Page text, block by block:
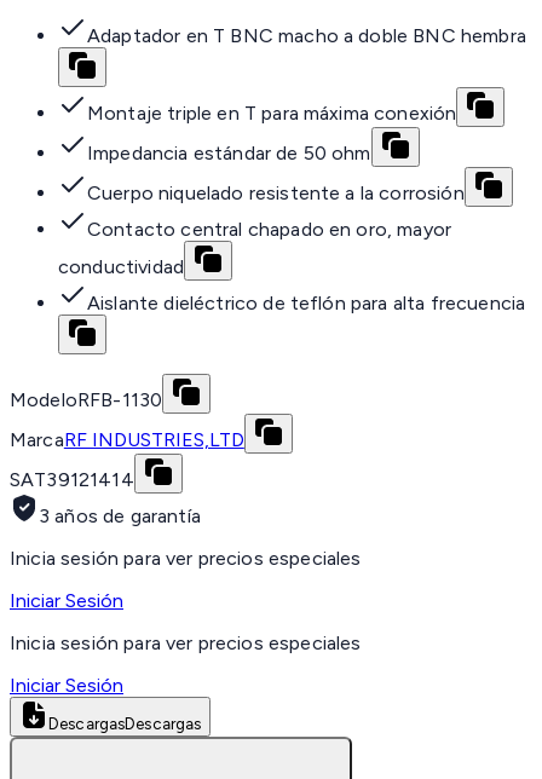
Adaptador en T BNC macho a doble BNC hembra
Montaje triple en T para máxima conexión
Impedancia estándar de 50 ohm
Cuerpo niquelado resistente a la corrosión
Contacto central chapado en oro, mayor
conductividad
Aislante dieléctrico de teflón para alta frecuencia
ModeloRFB-1130
MarcaRF INDUSTRIES,LTD
SAT39121414
3 años de garantía
Inicia sesión para ver precios especiales
Iniciar Sesión
Inicia sesión para ver precios especiales
Iniciar Sesión
DescargasDescargas